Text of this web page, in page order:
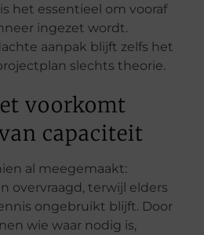
het essentieel om vooraf
ingezet wordt.
aanpak blijft zelfs het
slechts theorie.
voorkomt
capaciteit
al meegemaakt:
overvraagd, terwijl elders
ongebruikt blijft. Door
wie waar nodig is,